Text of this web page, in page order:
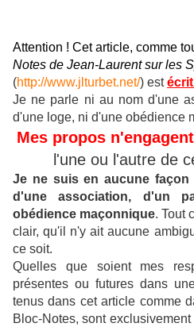
Attention ! Cet article, comme
Notes de Jean-Laurent sur les
(http://www.jlturbet.net/) est
Je ne parle ni au nom d'une
d'une loge, ni d'une obédience
Mes propos
l'une ou l'autre de
Je ne suis en aucune
d'une association, d'un
obédience maçonnique.Tout
clair, qu'il n'y ait aucune
ce soit.
Quelles que soient mes
présentes ou futures dans
tenus dans cet article comme
Bloc-Notes, sont